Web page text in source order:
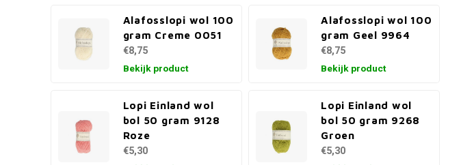
Alafosslopi wol 100
gram Creme 0051
€8,75
Bekijk product
Alafosslopi wol 100
gram Geel 9964
€8,75
Bekijk product
Lopi Einland wol
bol 50 gram 9128
Roze
€5,30
Lopi Einland wol
bol 50 gram 9268
Groen
€5,30